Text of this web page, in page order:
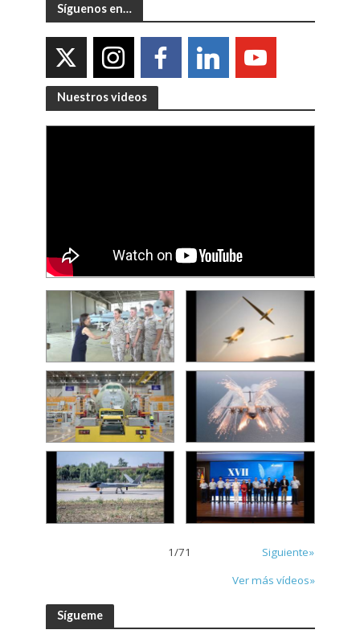
Síguenos en…
Nuestros videos
1/71
Siguiente»
Ver más vídeos»
Sígueme